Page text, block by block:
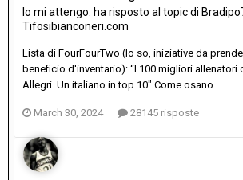
Io mi attengo. ha risposto al topic di
Tifosibianconeri.com
Lista di FourFourTwo (lo so, iniziative da
beneficio d'inventario): “I 100 migliori allenatori
Allegri. Un italiano in top 10" Come osano
March 30, 2024 28145 risposte